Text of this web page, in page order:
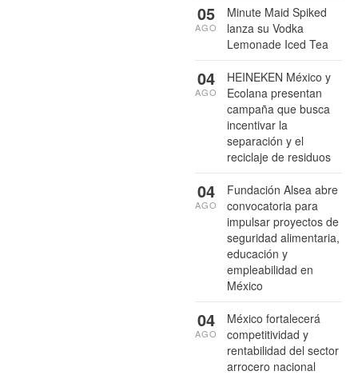
Minute Maid Spiked
lanza su Vodka
Lemonade Iced Tea
05
AGO
HEINEKEN México y
Ecolana presentan
campaña que busca
incentivar la
separación y el
reciclaje de residuos
04
AGO
Fundación Alsea abre
convocatoria para
impulsar proyectos de
seguridad alimentaria,
educación y
empleabilidad en
México
04
AGO
México fortalecerá
competitividad y
rentabilidad del sector
arrocero nacional
04
AGO